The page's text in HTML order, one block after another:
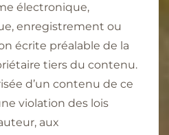
électronique,
enregistrement ou
écrite préalable de la
tiers du contenu.
d’un contenu de ce
violation des lois
aux